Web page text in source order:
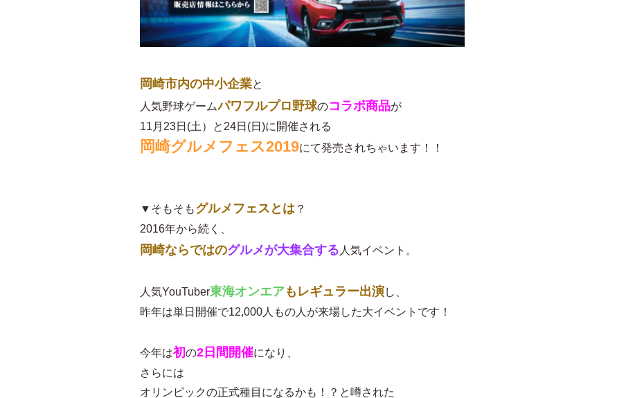
岡崎市内の中小企業と
人気野球ゲームパワフルプロ野球のコラボ商品が
11月23日(土）と24日(日)に開催される
岡崎グルメフェス2019にて発売されちゃいます！！
▼そもそもグルメフェスとは ？
2016年から続く、
岡崎ならではのグルメが大集合する 人気イベント。
人気YouTuber東海オンエアもレギュラー出演し、
昨年は単日開催で12,000人もの人が来場した大イベントです！
今年は初の2日間開催になり、
さらには
オリンピックの正式種目になるかも！？と噂された